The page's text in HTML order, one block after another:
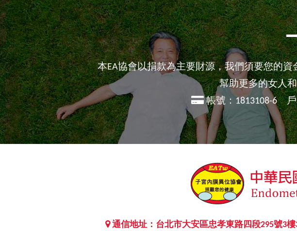
本EA協會以捐款為主要財源，我們須要您的
幫助更多的女人
帳號：1813108-6 戶
通信地址：台北市大安區忠孝東路四段295號3樓